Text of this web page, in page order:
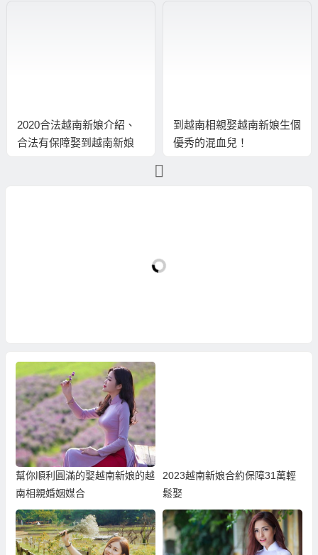
2020合法越南新娘介紹、
合法有保障娶到越南新娘
到越南相親娶越南新娘生個
優秀的混血兒！
幫你順利圓滿的娶越南新娘的越
南相親婚姻媒合
2023越南新娘合約保障31萬輕
鬆娶